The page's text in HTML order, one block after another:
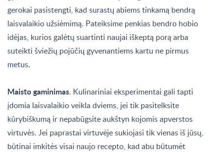
gerokai pasistengti, kad surastų abiems tinkamą bendrą
laisvalaikio užsiėmimą. Pateiksime penkias bendro hobio
idėjas, kurios galėtų suartinti naujai iškeptą porą arba
suteikti šviežių pojūčių gyvenantiems kartu ne pirmus
metus.
Maisto gaminimas. Kulinariniai eksperimentai gali tapti
įdomia laisvalaikio veikla dviems, jei tik pasitelksite
kūrybiškumą ir nepabūgsite aukštyn kojomis apverstos
virtuvės. Jei paprastai virtuvėje sukiojasi tik vienas iš jūsų,
būtinai imkitės visai naujo recepto, kad abu būtumėt